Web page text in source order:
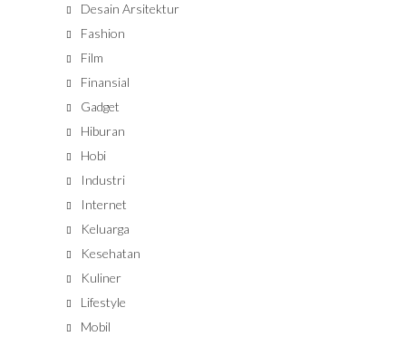
Desain Arsitektur
Fashion
Film
Finansial
Gadget
Hiburan
Hobi
Industri
Internet
Keluarga
Kesehatan
Kuliner
Lifestyle
Mobil